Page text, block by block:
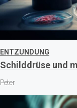
ENTZUNDUNG
Schilddrüse und
Peter